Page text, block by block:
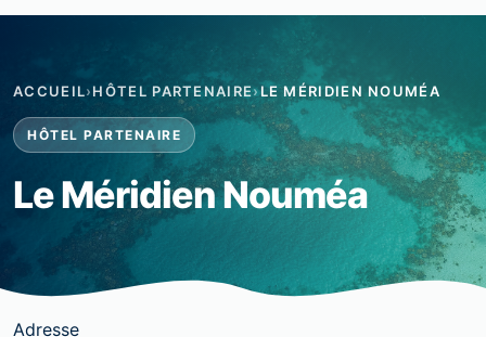
ACCUEIL›HÔTEL PARTENAIRE›LE MÉRIDIEN NOUMÉA
HÔTEL PARTENAIRE
Le Méridien Nouméa
Adresse